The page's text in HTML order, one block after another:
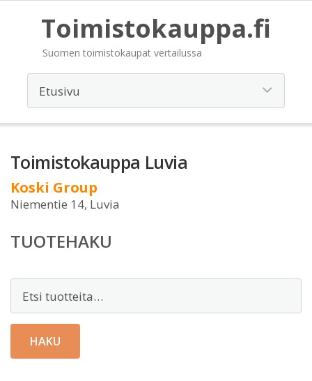
Toimistokauppa.fi
Suomen toimistokaupat vertailussa
Toimistokauppa Luvia
Koski Group
Niementie 14, Luvia
TUOTEHAKU
HAKU